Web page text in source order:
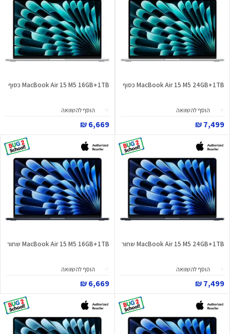
MacBook Air 15 M5 24GB+1TB כסוף
הוסף להשוואה
7,499 ₪
MacBook Air 15 M5 16GB+1TB כסוף
הוסף להשוואה
6,669 ₪
MacBook Air 15 M5 24GB+1TB שחור
הוסף להשוואה
7,499 ₪
MacBook Air 15 M5 16GB+1TB שחור
הוסף להשוואה
6,669 ₪